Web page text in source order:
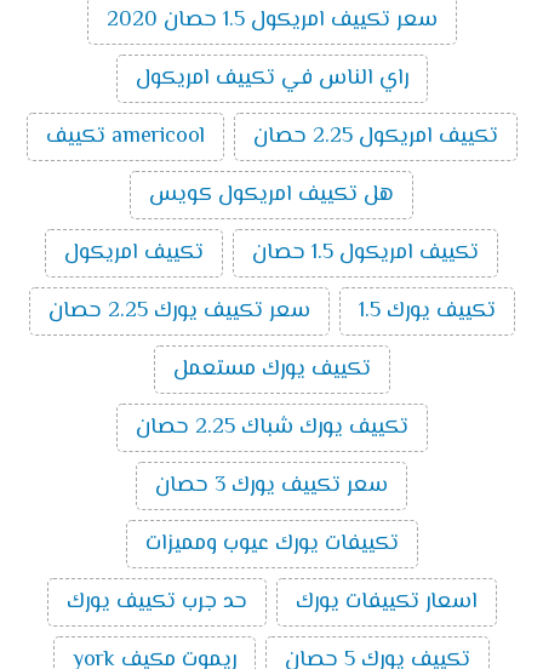
تكييفات ميديا
تُعد تكييفات ميديا من ماركات التكييف المتميزة التي تتوفر
بالأسواق ومن أهم مميزاتها سعرها المناسب ومن أهم ما
يميز تكييفات ميديا الآتي:
الذكاء الصناعي:تُعتبر تكييفات ميديا من أفضل
ماركات التكييف الذكية حيث أن بعض الموديلات التي
تصدر منه تمتلك إمكانية الاتصال بالواي فاي والتي
تسمح بالتحكم فيه من خارج المنزل.
خاصية البلازما: تنقي هذه الخاصية الموجودة في عدد
من موديلات تكييفات ميديا الهواء من الروائح الغير
مرغوب فيها.
فلاتر ضد البيكتريا:يتم تزويد تكييفات ميديا بفلاتر لا
تسمح بتكون البكتريا داخل جهاز التكييف وتلك
الخاصية تُعد من أحدث التقنيات وأهمها حيث أنها تحد
من انتشار الفيروسات المسببة للعدوى.
خاصية التتبع:يتوفر في تكييفات ميديا خاصية التتبع
حيث يمتلك التكييف حساسات تستشعر موضع
المستخدم داخل الغرفة فتقوم بتوجيه الهواء الصادر
منها نحوه وهذه الحساسات موجودة في ريموت
التكييف.
سعر تكييف امريكول 1.5 حصان 2020
راي الناس في تكييف امريكول
تكييف امريكول 2.25 حصان
americool تكييف
هل تكييف امريكول كويس
تكييف امريكول 1.5 حصان
تكييف امريكول
تكييف يورك 1.5
سعر تكييف يورك 2.25 حصان
تكييف يورك مستعمل
تكييف يورك شباك 2.25 حصان
سعر تكييف يورك 3 حصان
تكييفات يورك عيوب ومميزات
اسعار تكييفات يورك
حد جرب تكييف يورك
تكييف يورك 5 حصان
ريموت مكيف york